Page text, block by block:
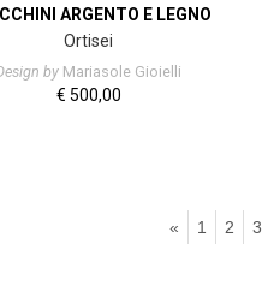
ARGENTO E LEGNO
Ortisei
by Mariasole Gioielli
€ 500,00
« 1 2 3